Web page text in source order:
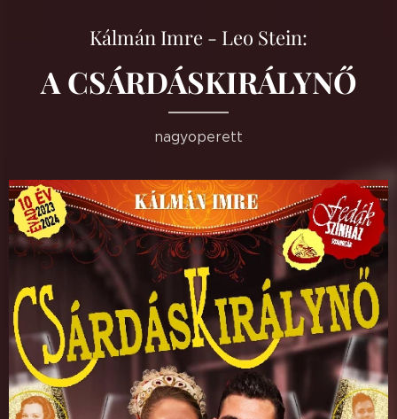
Kálmán Imre - Leo Stein:
A CSÁRDÁSKIRÁLYNŐ
nagyoperett